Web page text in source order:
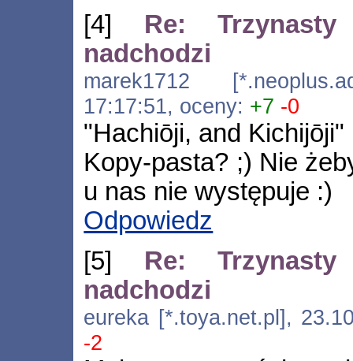
[4] Re:
nadchodzi
marek1712
17:17:51, oceny: +7 -0
"Hachiōji, and Kichijōji"
Kopy-pasta? ;) Nie
u nas nie występuje :)
Odpowiedz
[5] Re:
nadchodzi
eureka [*.toya.net.pl],
-2